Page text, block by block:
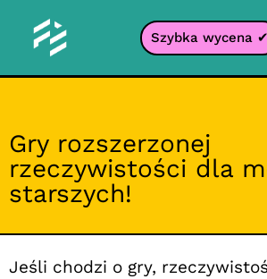
Szybka wycena ✔
Gry rozszerzonej
rzeczywistości dla
starszych!
Jeśli chodzi o gry,